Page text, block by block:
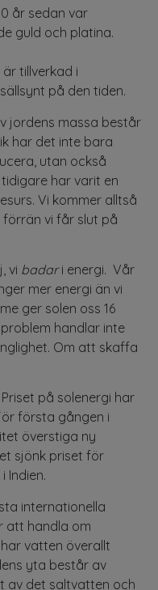
år sedan var
guld och platina.
tillverkad i
på den tiden.
jordens massa består
har det inte bara
utan också
har varit en
Vi kommer alltså
vi får slut på
vi badari energi. Vår
mer energi än vi
ger solen oss 16
handlar inte
Om att skaffa
på solenergi har
första gången i
överstiga ny
sjönk priset för
Indien.
internationella
att handla om
vatten överallt
yta består av
av det saltvatten och